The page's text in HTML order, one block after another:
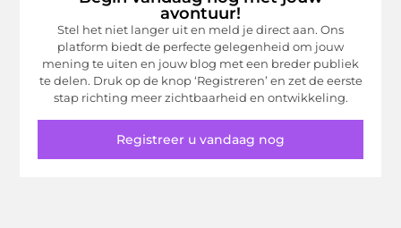
avontuur!
Stel het niet langer uit en meld je direct aan. Ons
platform biedt de perfecte gelegenheid om jouw
mening te uiten en jouw blog met een breder publiek
te delen. Druk op de knop ‘Registreren’ en zet de eerste
stap richting meer zichtbaarheid en ontwikkeling.
Registreer u vandaag nog